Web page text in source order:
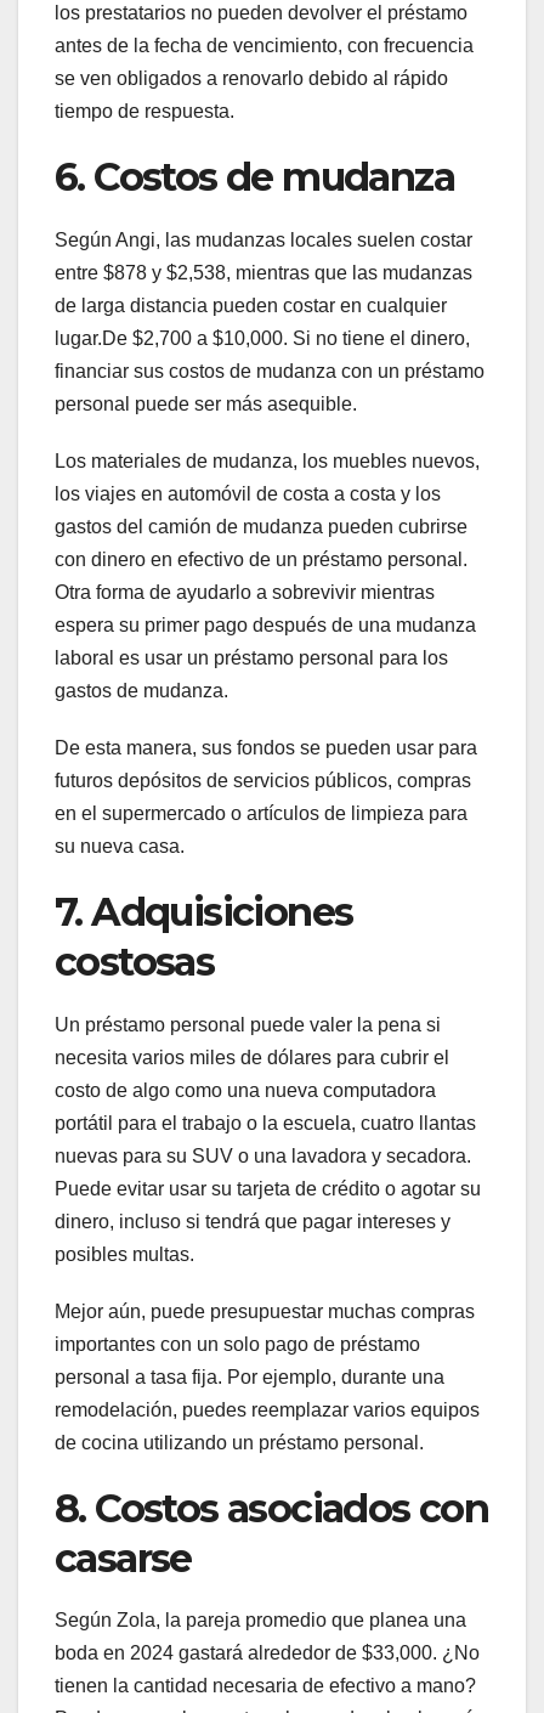
los prestatarios no pueden devolver el préstamo
antes de la fecha de vencimiento, con frecuencia
se ven obligados a renovarlo debido al rápido
tiempo de respuesta.
6. Costos de mudanza
Según Angi, las mudanzas locales suelen costar
entre $878 y $2,538, mientras que las mudanzas
de larga distancia pueden costar en cualquier
lugar.De $2,700 a $10,000. Si no tiene el dinero,
financiar sus costos de mudanza con un préstamo
personal puede ser más asequible.
Los materiales de mudanza, los muebles nuevos,
los viajes en automóvil de costa a costa y los
gastos del camión de mudanza pueden cubrirse
con dinero en efectivo de un préstamo personal.
Otra forma de ayudarlo a sobrevivir mientras
espera su primer pago después de una mudanza
laboral es usar un préstamo personal para los
gastos de mudanza.
De esta manera, sus fondos se pueden usar para
futuros depósitos de servicios públicos, compras
en el supermercado o artículos de limpieza para
su nueva casa.
7. Adquisiciones
costosas
Un préstamo personal puede valer la pena si
necesita varios miles de dólares para cubrir el
costo de algo como una nueva computadora
portátil para el trabajo o la escuela, cuatro llantas
nuevas para su SUV o una lavadora y secadora.
Puede evitar usar su tarjeta de crédito o agotar su
dinero, incluso si tendrá que pagar intereses y
posibles multas.
Mejor aún, puede presupuestar muchas compras
importantes con un solo pago de préstamo
personal a tasa fija. Por ejemplo, durante una
remodelación, puedes reemplazar varios equipos
de cocina utilizando un préstamo personal.
8. Costos asociados con
casarse
Según Zola, la pareja promedio que planea una
boda en 2024 gastará alrededor de $33,000. ¿No
tienen la cantidad necesaria de efectivo a mano?